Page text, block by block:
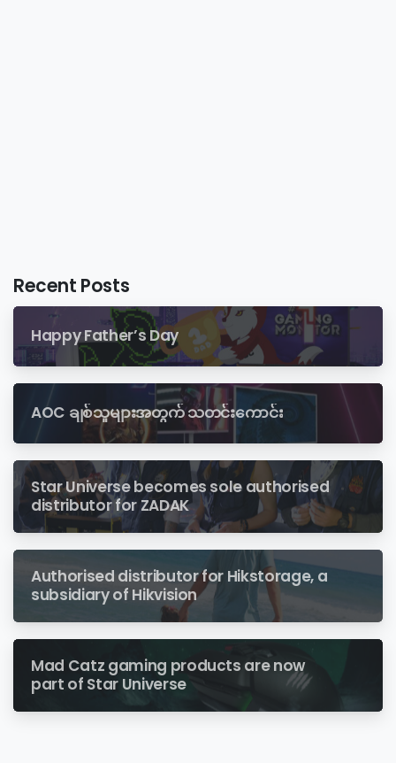
Recent Posts
Happy Father’s Day
AOC ချစ်သူများအတွက် သတင်းကောင်း
Star Universe becomes sole authorised
distributor for ZADAK
Authorised distributor for Hikstorage, a
subsidiary of Hikvision
Mad Catz gaming products are now
part of Star Universe